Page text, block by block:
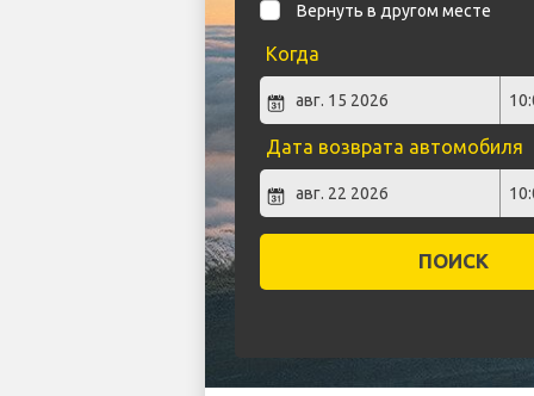
Вернуть в другом месте
Когда
Дата возврата автомобиля
ПОИСК